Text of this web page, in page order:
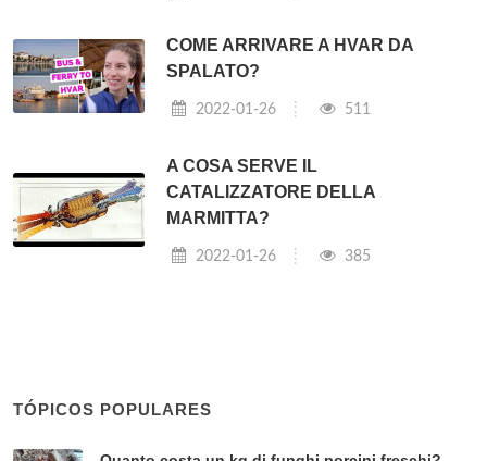
COME ARRIVARE A HVAR DA
SPALATO?
2022-01-26 511
A COSA SERVE IL
CATALIZZATORE DELLA
MARMITTA?
2022-01-26 385
TÓPICOS POPULARES